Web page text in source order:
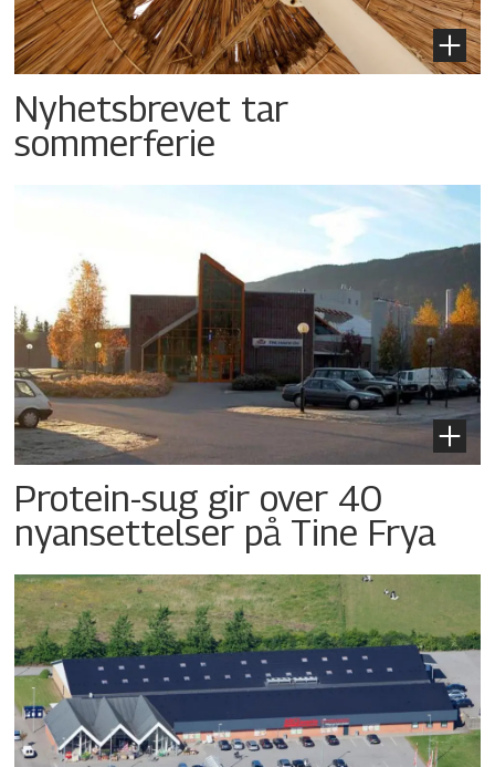
Nyhetsbrevet tar
sommerferie
Protein-sug gir over 40
nyansettelser på Tine Frya